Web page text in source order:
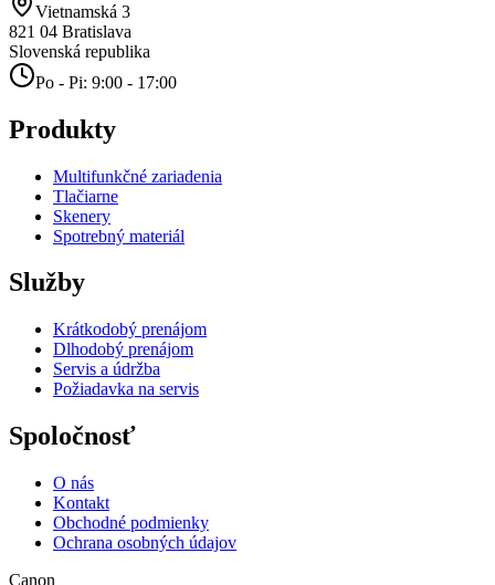
Vietnamská 3
821 04 Bratislava
Slovenská republika
Po - Pi: 9:00 - 17:00
Produkty
Multifunkčné zariadenia
Tlačiarne
Skenery
Spotrebný materiál
Služby
Krátkodobý prenájom
Dlhodobý prenájom
Servis a údržba
Požiadavka na servis
Spoločnosť
O nás
Kontakt
Obchodné podmienky
Ochrana osobných údajov
Canon